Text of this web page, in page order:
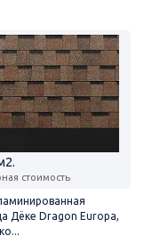
стоимость
Дёке Dragon Europa,